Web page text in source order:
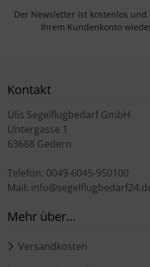
Der Newsletter ist kostenlos
Ihrem Kundenkonto
Kontakt
Ülis Segelflugbedarf GmbH
Untergasse 1
63688 Gedern
Telefon: 0049-6045-950100
Mail:
Mehr über...
Versandkosten